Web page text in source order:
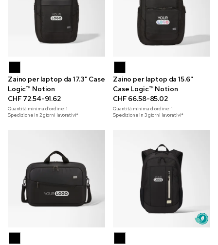
Zaino per laptop da 17.3" Case
Logic™ Notion
CHF 72.54-91.62
Quantità minima d'ordine:1
Spedizione in 2 giorni lavorativi*
Zaino per laptop da 15.6"
Case Logic™ Notion
CHF 66.58-85.02
Quantità minima d'ordine:1
Spedizione in 3 giorni lavorativi*